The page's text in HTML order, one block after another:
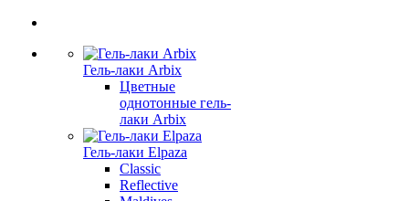
Гель-лаки Arbix
Цветные
однотонные гель-
лаки Arbix
Гель-лаки Elpaza
Classic
Reflective